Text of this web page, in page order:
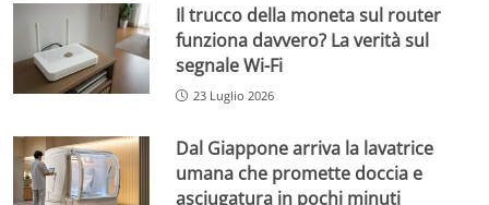
Il trucco della moneta sul router
funziona davvero? La verità sul
segnale Wi-Fi
23 Luglio 2026
Dal Giappone arriva la lavatrice
umana che promette doccia e
asciugatura in pochi minuti